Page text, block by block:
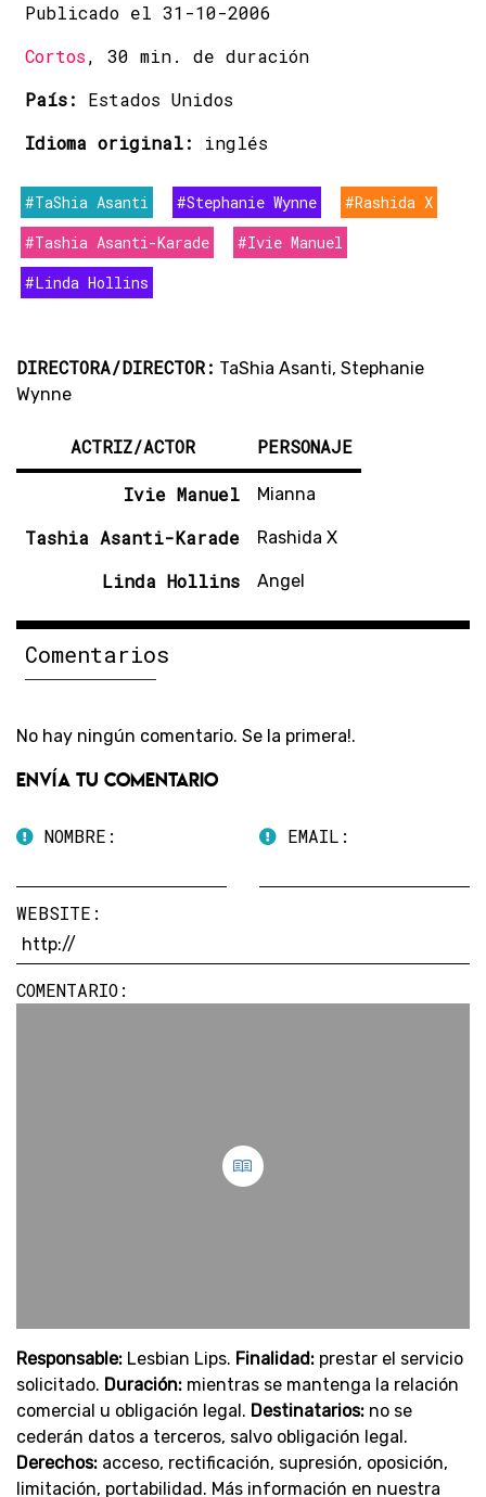
Publicado el 31-10-2006
Cortos, 30 min. de duración
País: Estados Unidos
Idioma original: inglés
#TaShia Asanti #Stephanie Wynne
#Rashida X
#Tashia Asanti-Karade
#Ivie Manuel
#Linda Hollins
DIRECTORA/DIRECTOR: TaShia Asanti, Stephanie
Wynne
ACTRIZ/ACTOR PERSONAJE
Ivie Manuel Mianna
Tashia Asanti-Karade Rashida X
Linda Hollins Angel
Comentarios
No hay ningún comentario. Se la primera!.
Envía tu comentario
NOMBRE: EMAIL:
WEBSITE:
COMENTARIO:
Responsable: Lesbian Lips. Finalidad: prestar el servicio
solicitado. Duración: mientras se mantenga la relación
comercial u obligación legal. Destinatarios: no se
cederán datos a terceros, salvo obligación legal.
Derechos: acceso, rectificación, supresión, oposición,
limitación, portabilidad. Más información en nuestra